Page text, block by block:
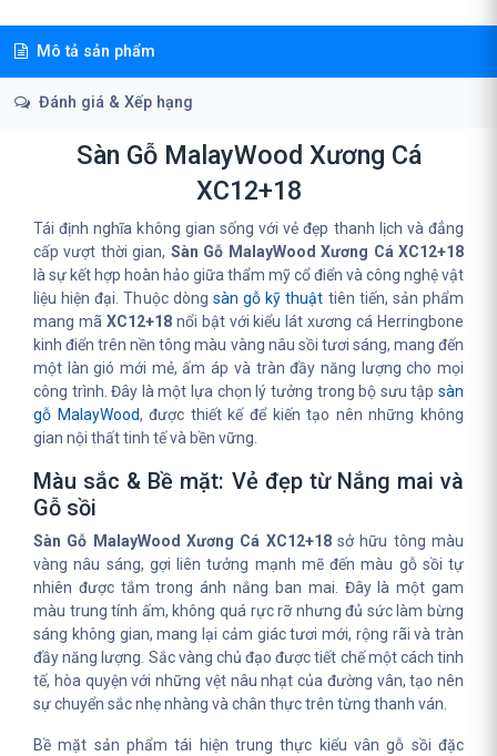
Mô tả sản phẩm
Đánh giá & Xếp hạng
Sàn Gỗ MalayWood Xương Cá
XC12+18
Tái định nghĩa không gian sống với vẻ đẹp thanh lịch và đẳng
cấp vượt thời gian, Sàn Gỗ MalayWood Xương Cá XC12+18
là sự kết hợp hoàn hảo giữa thẩm mỹ cổ điển và công nghệ vật
liệu hiện đại. Thuộc dòng sàn gỗ kỹ thuật tiên tiến, sản phẩm
mang mã XC12+18nổi bật với kiểu lát xương cá Herringbone
kinh điển trên nền tông màu vàng nâu sồi tươi sáng, mang đến
một làn gió mới mẻ, ấm áp và tràn đầy năng lượng cho mọi
công trình. Đây là một lựa chọn lý tưởng trong bộ sưu tập sàn
gỗ MalayWood, được thiết kế để kiến tạo nên những không
gian nội thất tinh tế và bền vững.
Màu sắc & Bề mặt: Vẻ đẹp từ Nắng mai và
Gỗ sồi
Sàn Gỗ MalayWood Xương Cá XC12+18sở hữu tông màu
vàng nâu sáng, gợi liên tưởng mạnh mẽ đến màu gỗ sồi tự
nhiên được tắm trong ánh nắng ban mai. Đây là một gam
màu trung tính ấm, không quá rực rỡ nhưng đủ sức làm bừng
sáng không gian, mang lại cảm giác tươi mới, rộng rãi và tràn
đầy năng lượng. Sắc vàng chủ đạo được tiết chế một cách tinh
tế, hòa quyện với những vệt nâu nhạt của đường vân, tạo nên
sự chuyển sắc nhẹ nhàng và chân thực trên từng thanh ván.
Bề mặt sản phẩm tái hiện trung thực kiểu vân gỗ sồi đặc